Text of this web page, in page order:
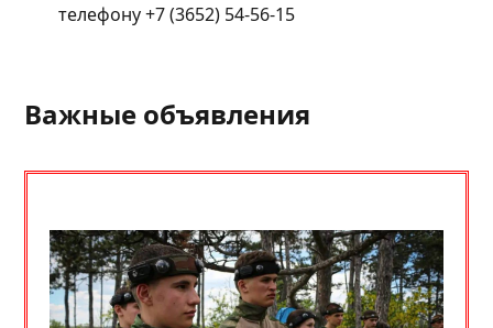
телефону +7 (3652) 54-56-15
Важные объявления